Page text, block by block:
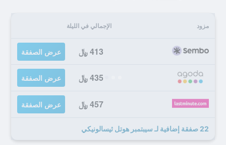
مزود الإجمالي في الليلة
413 ﷼ عرض الصفقة
435 ﷼ عرض الصفقة
457 ﷼ عرض الصفقة
22 صفقة إضافية لـ سيبتمبر هوتل ثيسالونيكي